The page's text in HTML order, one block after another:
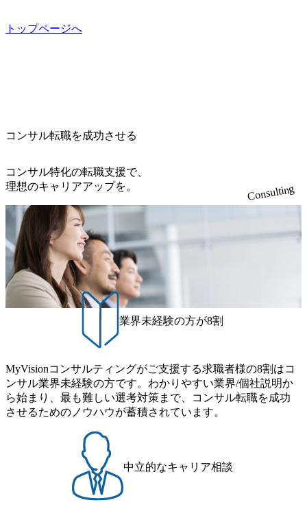
ン八重洲 八重洲セントラルタワー8階 受動喫煙対策 : 執務室
かの実務経験を有する方 - MBB及び戦略ファームでのコ
ンサルティング経験2年以上 - BIG4のStrategy部門におけ
ミュニケーション能力をお持ちの方 ・最新のトレンド・テ
ーマや事例にキャッチアップし、バイタリティーを持って
向を把握し、クライアントや自社への提案などに積極的に
関わることができる方 ・スケジューリング(優先順位付け含
む)など、ビジネスベーシックスキルが習得できている方
う。プロジェクト全体の品質管理や、会社経営の観点から
てプロジェクト全体の品質担保やマネジメント全般を担
り、クライアントとのリレーションを発展・拡大させるこ
とをミッションとする。自社へ提言の質を常に高く担保す
る責任を担う。 ● 裁量権 弊社は2019年11月に設立され、成
長期といわれるフェーズにあります。 事業・組織を拡大し
ていく時期のため、メンバーや組織がスケールしていく過
程を体感できます。 また、希望者はパートナー以外でも大
手役員の方へのセールスにも参加できる環境です。 自ら案
件を取り、プロジェクト体制を作っていくことも可能で
す。 ● 事業会社機能にも携われる 弊社にはコンサルティン
グ事業以外にもSaaSプロダクト・メディア・地方創生事業
があるため、上記事業に携わることも可能です。コンサル
タントとしての経験を活かしながら自らプロダクト開発や
自社の業務改善ができます。(希望者のみとなります) ● BIG
4・アクセンチュアをはじめとした大手外資系コンサルファ
ーム出身者が多く集まっています ● 平均年齢は35歳で、幅
広い年齢の方が活躍しています ● インダストリー・ソリュ
ーションで区切られていない組織です(ワンプール制) ● 海外
事業拠点をシンガポールに設立し、グローバル案件に対応
するコンサルティング体制を構築しています 東京都中央区
八重洲2-2-1 東京ミッドタウン八重洲 八重洲セントラルタワ
ー8階 受動喫煙対策 : 執務室内禁煙、ビル内喫煙室あり WE
B 書類選考通過後に、GAB試験に合格している方 ● テクノ
ロジーコンサルタント ・4年生大学卒業に限る ・大手総合
s://www.accenture.com/jp-ja/case-studies/communications-media/so
ス） 世界49カ国に約73万人以上（2024年5月時点）の社員を
擁し、世界120以上の国の企業を顧客に売上641億ドルを誇
を上回る規模感)、営業利益率も約15％と驚異的な数字とな
っている、売上・従業員数共にこの8年間で4倍近くの成長
を遂げていることから、今後も高い成長が見込まれる 多く
の技術者を抱えており、アビームコンサルティングに続い
て日本国内2番目にSAP認定コンサルタント制度の有資格者
数が多く、特にIT領域に強みを持つ グローバルのポジショ
ンに自由に応募できる社内の転職ツール「キャリアズ・マ
ーケットプレイス」が存在し、本ツールを活用で上司の引
き留めを受けずに移動が可能である（異動者は年間約1,000
名） 残業時間や有休取得率など約10項目を数値化すること
で、実行前後で離職率を半減させることに成功した 18時以
降の会議を原則禁止としているほか、在宅勤務制度の全社
展開、ハラスメント抑止に向けた研修の拡充、社外窓口設
置など徹底的な仕組み化を推進する 育休取得率は男性6
5%、女性100%と全国平均を上回る実績を持ち、女性の管理
職率も21.8%（2023年12月時点）とフレキシブルな働き方を
提供 2026年8月22日(土) 9:00～19:30頃 ※選考会参加人数に
より変動 2026年8月7日(金) 16:00 参加予定DTE ① MRS-IMS
(旧ITXO-IMS) ② TS&T(旧TS&A) ③ CyberSecurity ④ IES ⑤ I
TS-Fukuoka ⑥ AMS-PRD ⑦ AMS-H&PS オンライン (Teams)
ps://melev.leverages.jp/) レバレジーズグローバル、大分県より
「外国人留学生等受入環境整備事業委託業務」を受託 (http
UI) レバレジーズで活躍するメンバー紹介！〜 営業職種編
来黒字を維持し、急成長中でありながら安定した事業を展
開し、高い安定性を持つ企業へと成長している 10年後に1兆
円を目指す日本にもなかなかないメガベンチャー。創業か
ら黒字経営。年間130%成長 https://storage.googleapis.com/our-
vision-production.appspot.com/public/images/20251030164405_5c
527843-d227-4df8-b86c-5587f843fdf6_1200x471.webp https://stor
age.googleapis.com/our-vision-production.appspot.com/public/imag
es/20251030164946_dc0888f6-0539-4887-84d7-34c8d8544226_1
200x666.webp 年間100億円規模の投資の元、10以上もの新規
事業を立ち上げているため様々な業界を経験することが可
能 社内転職が活発であり、多様なスキルを1社で身に着ける
ことが可能 事業開発・運用を内包かする「オールインハウ
ス」型の組織体。社内スカウトや社内公募制度を用いて主
体的かつ柔軟なキャリア形成が可能。 https://storage.googleap
165942_70f09968-1b27-43e6-b849-1cd107c4f488_1200x698.web
p ## 働き方／WLB／待遇 内装8億円超のかっこいいオフィ
スがあり、 働き甲斐のあるランキング、新卒注目ランキン
グ受賞歴多数 あえての未上場であり株主からの圧力がない
的な成長を若手に任せられる環境 対面でのコミュニケーシ
ョンメリットを重視するため出社勤務。1日の労働時間平均
9.2時間、有休消化率81%(2024年度の年間データ、エンジニ
ア組織） 2026年8月22日(土) 10:00～最長16:00 2026年8月10
日(月) 16:00 ※応募者が定員を上回る場合は、厳正なる審査
トップページへ
コンサル転職を成功させる
コンサル特化の転職支援で、
理想のキャリアアップを。
Consulting
業界未経験の方が8割
MyVisionコンサルティングがご支援する求職者様の8割はコ
ンサル業界未経験の方です。わかりやすい業界/個社説明か
ら始まり、最も難しい選考対策まで、コンサル転職を成功
させるためのノウハウが蓄積されています。
中立的なキャリア相談